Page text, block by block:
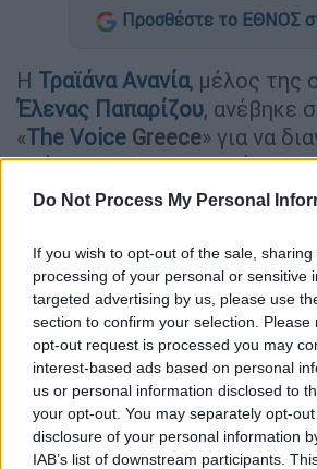
Do Not Process My Personal
If you wish to opt-out of the sale,
processing of your personal or sensitive
targeted advertising by us, please use
section to confirm your selection.
opt-out request is processed you may
interest-based ads based on personal
us or personal information disclosed to
your opt-out. You may separately opt-
disclosure of your personal information
IAB’s list of downstream participants.
Προσθέστε το ΕΘΝΟΣ
Η Τραϊάνα Ανανία, μέλος της
Έλενας Παπαρίζου, ανέβηκε
«The Voice Greece» για να
απέναντι στους συμπαίκτες
Γιάννη.
απέσπασε, η τραγουδίστρια
One» αποφάσισε να
εκείνη στην επόμενη φάση.